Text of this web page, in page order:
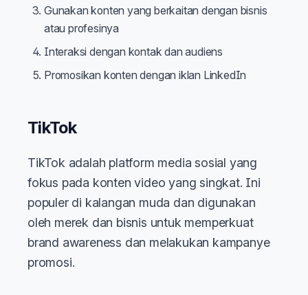
Gunakan konten yang berkaitan dengan bisnis
atau profesinya
Interaksi dengan kontak dan audiens
Promosikan konten dengan iklan LinkedIn
TikTok
TikTok adalah platform media sosial yang
fokus pada konten video yang singkat. Ini
populer di kalangan muda dan digunakan
oleh merek dan bisnis untuk memperkuat
brand awareness dan melakukan kampanye
promosi.